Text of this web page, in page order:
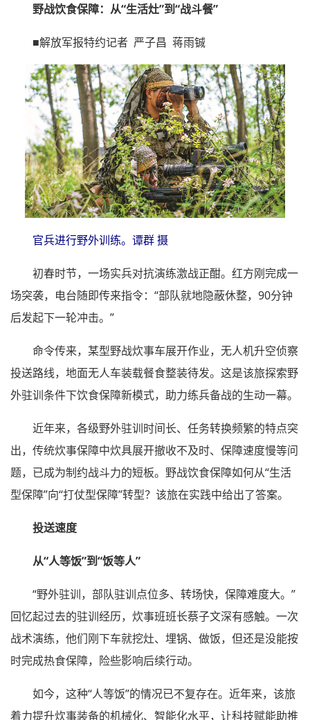
野战饮食保障：从“生活灶”到“战斗餐”
■解放军报特约记者 严子昌 蒋雨铖
官兵进行野外训练。谭群 摄
初春时节，一场实兵对抗演练激战正酣。红方刚完成一
场突袭，电台随即传来指令：“部队就地隐蔽休整，90分钟
后发起下一轮冲击。”
命令传来，某型野战炊事车展开作业，无人机升空侦察
投送路线，地面无人车装载餐食整装待发。这是该旅探索野
外驻训条件下饮食保障新模式，助力练兵备战的生动一幕。
近年来，各级野外驻训时间长、任务转换频繁的特点突
出，传统炊事保障中炊具展开撤收不及时、保障速度慢等问
题，已成为制约战斗力的短板。野战饮食保障如何从“生活
型保障”向“打仗型保障”转型？该旅在实践中给出了答案。
投送速度
从“人等饭”到“饭等人”
“野外驻训，部队驻训点位多、转场快，保障难度大。”
回忆起过去的驻训经历，炊事班班长蔡子文深有感触。一次
战术演练，他们刚下车就挖灶、埋锅、做饭，但还是没能按
时完成热食保障，险些影响后续行动。
如今，这种“人等饭”的情况已不复存在。近年来，该旅
着力提升炊事装备的机械化、智能化水平，让科技赋能助推